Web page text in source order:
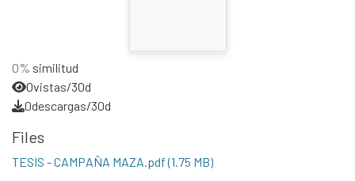
0% similitud
0vistas/30d
0descargas/30d
Files
TESIS - CAMPAÑA MAZA.pdf(1.75 MB)